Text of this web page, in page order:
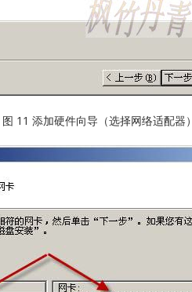
图 11 添加硬件向导（选择网络适配器